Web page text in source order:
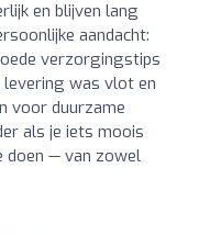
en blijven lang
aandacht:
verzorgingstips
levering was vlot en
voor duurzame
als je iets moois
doen — van zowel